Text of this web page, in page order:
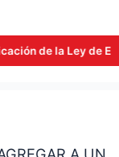
de la Ley de